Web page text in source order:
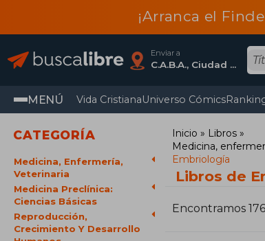
¡Arranca el
Enviar a
C.A.B.A., Ciudad Autónoma De Buenos Aires
MENÚ Vida CristianaUniverso Cómics
CATEGORÍA
Medicina, Enfermería,
Veterinaria
Medicina Preclínica:
Ciencias Básicas
Reproducción,
Crecimiento Y Desarrollo
Inicio
Libros
Medicina,
Embriología
Libros de
Encontramos